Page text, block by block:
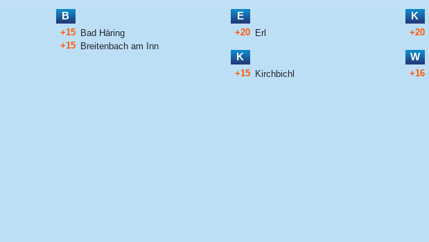
B
+15 Bad Häring
+15 Breitenbach am Inn
E
+20 Erl
K
+15 Kirchbichl
K
+20
W
+16